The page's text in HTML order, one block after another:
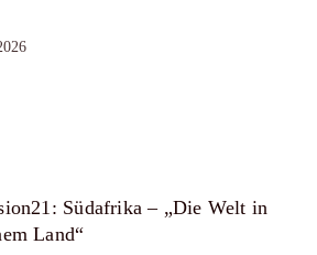
Südafrika – „Die Welt in
Land“